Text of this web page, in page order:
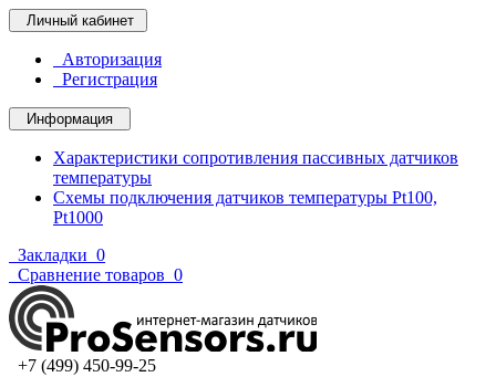
Личный кабинет
Авторизация
Регистрация
Информация
Характеристики сопротивления пассивных датчиков
температуры
Схемы подключения датчиков температуры Pt100,
Pt1000
Закладки 0
Сравнение товаров 0
+7 (499) 450-99-25